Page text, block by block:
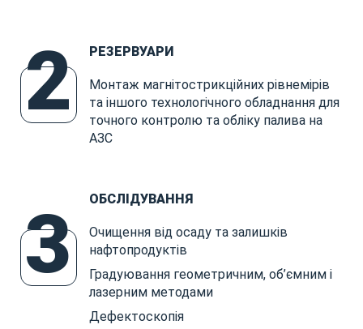
2 РЕЗЕРВУАРИ
Монтаж магнітострикційних рівнемірів
та іншого технологічного обладнання для
точного контролю та обліку палива на
АЗС
3 ОБСЛІДУВАННЯ
Очищення від осаду та залишків
нафтопродуктів
Градуювання геометричним, об’ємним і
лазерним методами
Дефектоскопія